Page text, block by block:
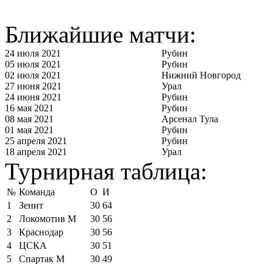
Ближайшие матчи:
24 июля 2021
Рубин
05 июля 2021
Рубин
02 июля 2021
Нижний Новгород
27 июня 2021
Урал
24 июня 2021
Рубин
16 мая 2021
Рубин
08 мая 2021
Арсенал Тула
01 мая 2021
Рубин
25 апреля 2021
Рубин
18 апреля 2021
Урал
Турнирная таблица:
№ Команда О И
1
Зенит 30 64
2
Локомотив М 30 56
3
Краснодар 30 56
4
ЦСКА 30 51
5
Спартак М 30 49